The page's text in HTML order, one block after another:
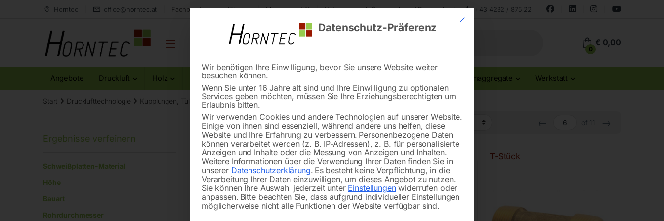
Horntec office@horntec.at Fachberatung aus Kärnten Markenqualität Lieferung nach Österreich und Deutschland +43 4232 / 875 22
0
€ 0,00
Angebote Druckluft Holz Metall Reinigung Stromaggregate Werkstatt
Start Drucklufttechnologie Kupplungen, Tüllen, Fittings Seite 6
← of 11 →
T-Stück 2xIG 1/4′ 1xAG 1/4′
Drehbarer Anschluß für PU-
Schlauch
T-Stück
Schweißplatten-Material
Höhe
Bauart
Rohrdurchmesser
Mit diesem Button wird der Dialog geschlossen. Seine Funktionalität ist
Datenschutz-Präferenz
Wir benötigen Ihre Einwilligung, bevor Sie unsere Website weiter
besuchen können.
Wenn Sie unter 16 Jahre alt sind und Ihre Einwilligung zu optionalen
Services geben möchten, müssen Sie Ihre Erziehungsberechtigten um
Erlaubnis bitten.
Wir verwenden Cookies und andere Technologien auf unserer Website.
Einige von ihnen sind essenziell, während andere uns helfen, diese
Website und Ihre Erfahrung zu verbessern. Personenbezogene Daten
können verarbeitet werden (z. B. IP-Adressen), z. B. für personalisierte
Anzeigen und Inhalte oder die Messung von Anzeigen und Inhalten.
Weitere Informationen über die Verwendung Ihrer Daten finden Sie in
unserer Datenschutzerklärung. Es besteht keine Verpflichtung, in die
Verarbeitung Ihrer Daten einzuwilligen, um dieses Angebot zu nutzen.
Sie können Ihre Auswahl jederzeit unter Einstellungenwiderrufen oder
anpassen. Bitte beachten Sie, dass aufgrund individueller Einstellungen
möglicherweise nicht alle Funktionen der Website verfügbar sind.